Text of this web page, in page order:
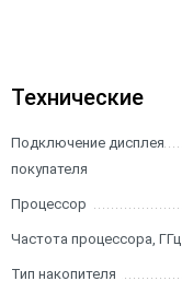
Технические
Подключение дисплея
покупателя
Процессор
Частота процессора, ГГц
Тип накопителя